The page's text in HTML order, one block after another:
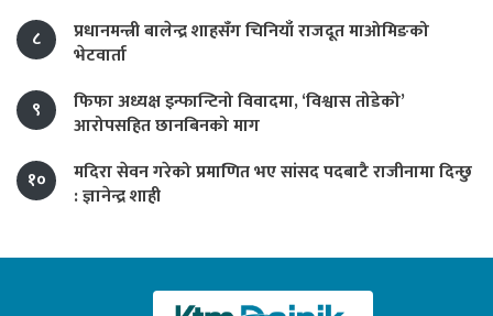
८
प्रधानमन्त्री बालेन्द्र शाहसँग चिनियाँ राजदूत माओमिङको
भेटवार्ता
९
फिफा अध्यक्ष इन्फान्टिनो विवादमा, ‘विश्वास तोडेको’
आरोपसहित छानबिनको माग
१०
मदिरा सेवन गरेको प्रमाणित भए सांसद पदबाटै राजीनामा दिन्छु
: ज्ञानेन्द्र शाही